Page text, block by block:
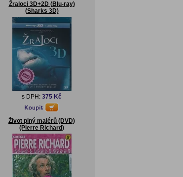
Žraloci 3D+2D (Blu-ray)
(Sharks 3D)
s DPH: 375 Kč
Život plný malérů (DVD)
(Pierre Richard)